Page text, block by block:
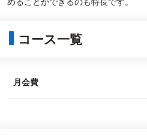
コース一覧
月会費